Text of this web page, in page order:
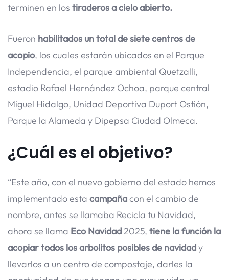
terminen en los tiraderos a cielo abierto.
Fueron habilitados un total de siete centros de
acopio, los cuales estarán ubicados en el Parque
Independencia, el parque ambiental Quetzalli,
estadio Rafael Hernández Ochoa, parque central
Miguel Hidalgo, Unidad Deportiva Duport Ostión,
Parque la Alameda y Dipepsa Ciudad Olmeca.
¿Cuál es el objetivo?
“Este año, con el nuevo gobierno del estado hemos
implementado esta campañacon el cambio de
nombre, antes se llamaba Recicla tu Navidad,
ahora se llama Eco Navidad 2025, tiene la función la
acopiar todos los arbolitos posibles de navidady
llevarlos a un centro de compostaje, darles la